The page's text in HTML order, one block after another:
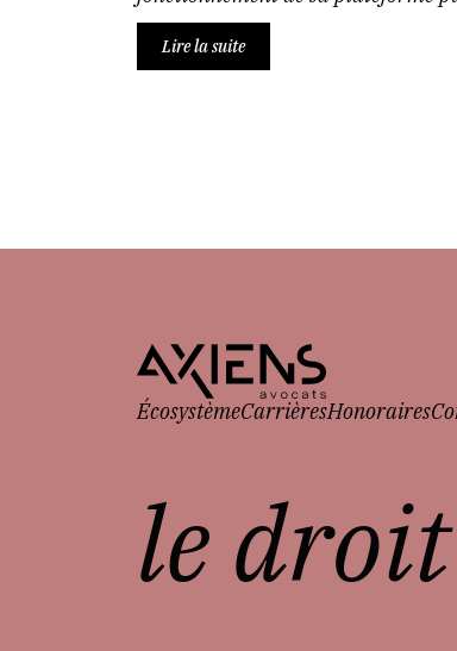
Lire la suite
ÉcosystèmeCarrièresHonoraires
le